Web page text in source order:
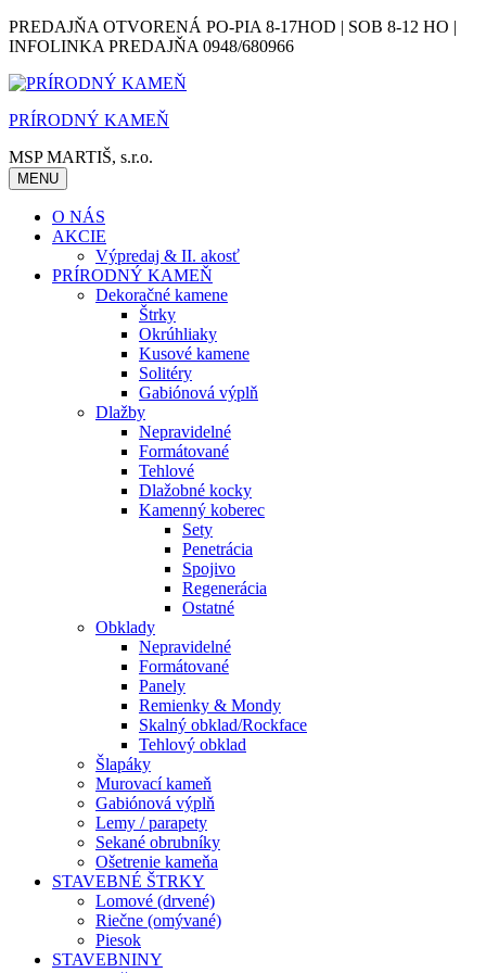
Skip
to
PREDAJŇA OTVORENÁ PO-PIA 8-17HOD | SOB 8-12 HO |
INFOLINKA PREDAJŇA 0948/680966
PRÍRODNÝ KAMEŇ
MSP MARTIŠ, s.r.o.
MENU
O NÁS
AKCIE
Výpredaj & II. akosť
PRÍRODNÝ KAMEŇ
Dekoračné kamene
Štrky
Okrúhliaky
Kusové kamene
Solitéry
Gabiónová výplň
Dlažby
Nepravidelné
Formátované
Tehlové
Dlažobné kocky
Kamenný koberec
Sety
Penetrácia
Spojivo
Regenerácia
Ostatné
Obklady
Nepravidelné
Formátované
Panely
Remienky & Mondy
Skalný obklad/Rockface
Tehlový obklad
Šlapáky
Murovací kameň
Gabiónová výplň
Lemy / parapety
Sekané obrubníky
Ošetrenie kameňa
STAVEBNÉ ŠTRKY
Lomové (drvené)
Riečne (omývané)
Piesok
STAVEBNINY